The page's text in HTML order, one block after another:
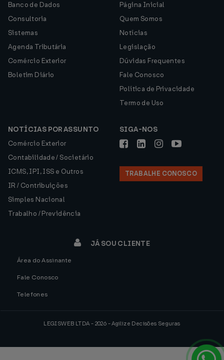
Banco de Dados
Consultoria
Sistemas
Agenda Tributária
Comércio Exterior
Boletim Diário
Página Inicial
Quem Somos
Notícias
Legislação
Dúvidas Frequentes
Fale Conosco
Política de Privacidade
Termo de Uso
NOTÍCIAS POR ASSUNTO
Comércio Exterior
Contabilidade / Societário
ICMS, IPI, ISS e Outros
IR / Contribuições
Simples Nacional
Trabalho / Previdência
SIGA-NOS
TRABALHE CONOSCO
JÁ SOU CLIENTE
Área do Assinante
Fale Conosco
Telefones
LEGISWEB LTDA - 2026 - Agilize Decisões Seguras